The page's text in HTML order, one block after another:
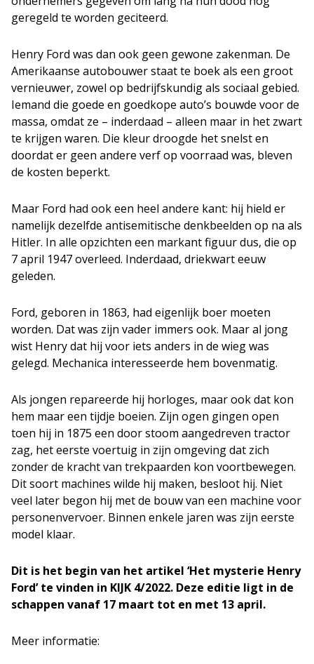
geregeld te worden geciteerd.
Henry Ford was dan ook geen gewone zakenman. De
Amerikaanse autobouwer staat te boek als een groot
vernieuwer, zowel op bedrijfskundig als sociaal gebied.
Iemand die goede en goedkope auto’s bouwde voor de
massa, omdat ze – inderdaad – alleen maar in het zwart
te krijgen waren. Die kleur droogde het snelst en
doordat er geen andere verf op voorraad was, bleven
de kosten beperkt.
Maar Ford had ook een heel andere kant: hij hield er
namelijk dezelfde antisemitische denkbeelden op na als
Hitler. In alle opzichten een markant figuur dus, die op
7 april 1947 overleed. Inderdaad, driekwart eeuw
geleden.
Ford, geboren in 1863, had eigenlijk boer moeten
worden. Dat was zijn vader immers ook. Maar al jong
wist Henry dat hij voor iets anders in de wieg was
gelegd. Mechanica interesseerde hem bovenmatig.
Als jongen repareerde hij horloges, maar ook dat kon
hem maar een tijdje boeien. Zijn ogen gingen open
toen hij in 1875 een door stoom aangedreven tractor
zag, het eerste voertuig in zijn omgeving dat zich
zonder de kracht van trekpaarden kon voortbewegen.
Dit soort machines wilde hij maken, besloot hij. Niet
veel later begon hij met de bouw van een machine voor
personenvervoer. Binnen enkele jaren was zijn eerste
model klaar.
Dit is het begin van het artikel ‘Het mysterie Henry
Ford’ te vinden in KIJK 4/2022. Deze editie ligt in de
schappen vanaf 17 maart tot en met 13 april.
Meer informatie: